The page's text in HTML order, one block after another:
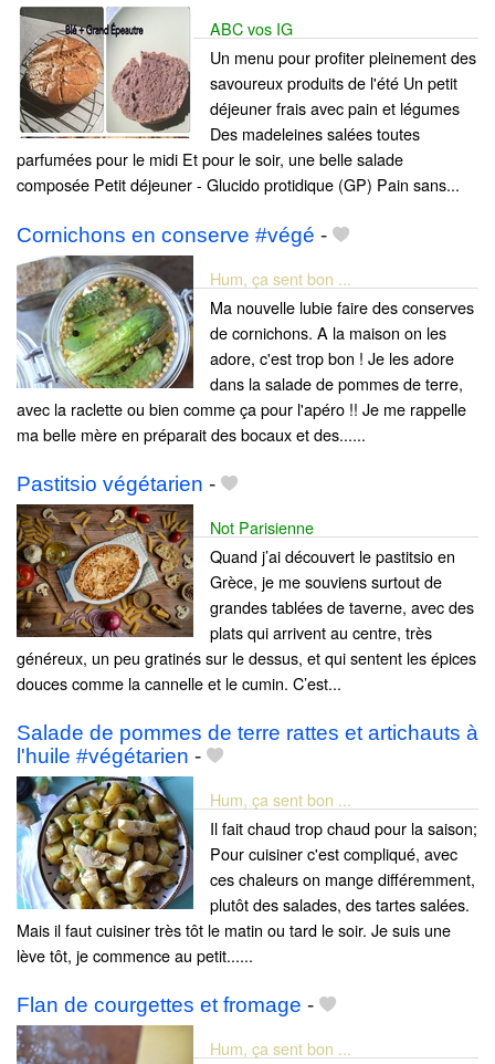
ABC vos IG
Un menu pour profiter pleinement des
savoureux produits de l'été Un petit
déjeuner frais avec pain et légumes
Des madeleines salées toutes
parfumées pour le midi Et pour le soir, une belle salade
composée Petit déjeuner - Glucido protidique (GP) Pain sans...
Cornichons en conserve #végé -
Hum, ça sent bon ...
Ma nouvelle lubie faire des conserves
de cornichons. A la maison on les
adore, c'est trop bon ! Je les adore
dans la salade de pommes de terre,
avec la raclette ou bien comme ça pour l'apéro !! Je me rappelle
ma belle mère en préparait des bocaux et des......
Pastitsio végétarien -
Not Parisienne
Quand j’ai découvert le pastitsio en
Grèce, je me souviens surtout de
grandes tablées de taverne, avec des
plats qui arrivent au centre, très
généreux, un peu gratinés sur le dessus, et qui sentent les épices
douces comme la cannelle et le cumin. C’est...
Salade de pommes de terre rattes et artichauts à
l'huile #végétarien -
Hum, ça sent bon ...
Il fait chaud trop chaud pour la saison;
Pour cuisiner c'est compliqué, avec
ces chaleurs on mange différemment,
plutôt des salades, des tartes salées.
Mais il faut cuisiner très tôt le matin ou tard le soir. Je suis une
lève tôt, je commence au petit......
Flan de courgettes et fromage -
Hum, ça sent bon ...